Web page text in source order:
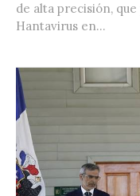
de alta precisión,
Hantavirus en...